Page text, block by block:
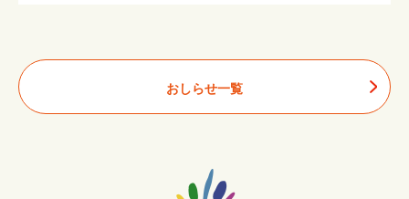
おしらせ一覧